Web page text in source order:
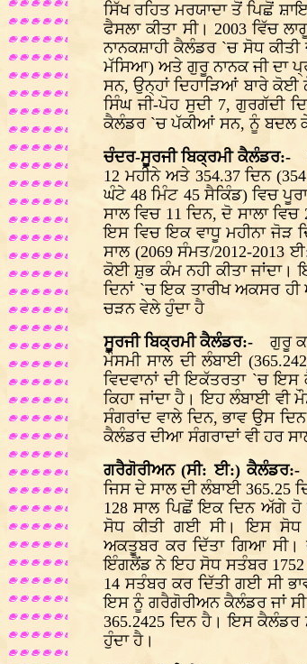
ਸਿੱਖ ਰਹਿਤ ਮਰਯਾਦਾ ਤੋਂ ਪਿਛੋਂ
ਫੈਸਲਾ ਕੀਤਾ ਸੀ। 2003 ਵਿੱਚ
ਨਾਨਕਸ਼ਾਹੀ ਕੈਲੰਡਰ `ਚ ਸੋਧ
ਮੱਸਿਆ) ਅਤੇ ਗੁਰੂ ਨਾਨਕ ਜੀ ਦਾ
ਸਨ, ਉਨ੍ਹਾਂ ਦਿਹਾੜਿਆਂ ਬਾਰੇ ਕੋਈ
ਸਿੰਘ ਜੀ-ਪੋਹ ਸੁਦੀ 7, ਗੁਰਗੱਦੀ
ਕੈਲੰਡਰ `ਚ ਪੱਕੀਆਂ ਸਨ, ਨੂੰ ਬਦਲ ਕੇ
ਚੰਦਰ-ਸੂਰਜੀ ਬਿਕ੍ਰਮੀ ਕੈਲੰਡਰ:-
12 ਮਹੀਨੇ ਅਤੇ 354.37 ਦਿਨ
ਘੰਟੇ 48 ਮਿੰਟ 45 ਸੈਕਿੰਡ) ਵਿਚ
ਸਾਲ ਵਿਚ 11 ਦਿਨ, ਦੋ ਸਾਲਾ
ਇਸ ਵਿਚ ਇਕ ਵਾਧੂ ਮਹੀਨਾ ਜੋੜ
ਸਾਲ (2069 ਸੰਮਤ/2012-2013
ਕੋਈ ਸ਼ੁਭ ਕੰਮ ਨਹੀ ਕੀਤਾ ਜਾਂਦਾ।
ਦਿਨਾਂ `ਚ ਇਕ ਤਾਰੀਖ ਅਕਸਰ
ਚੜਨ ਵੇਲੇ ਹੁੰਦਾ ਹੈ
ਸੂਰਜੀ ਬਿਕ੍ਰਮੀ ਕੈਲੰਡਰ:- ਗੁਰੂ
ਮੌਸਮੀ ਸਾਲ ਦੀ ਲੰਬਾਈ
ਵਿਦਵਾਨਾਂ ਦੀ ਇਕੱਤਰਤਾ `ਚ
ਕਿਹਾ ਜਾਂਦਾ ਹੈ। ਇਹ ਲੰਬਾਈ
ਸੰਗਰਾਂਦ ਵਾਲੇ ਦਿਨ, ਭਾਵ ਉਸ
ਕੈਲੰਡਰ ਦੀਆ ਸੰਗਰਾਦਾਂ ਵੀ ਹਰ
ਗਰੈਗੋਰੀਅਨ (ਸੀ: ਈ:) ਕੈਲੰਡਰ:-
ਜਿਸ ਦੇ ਸਾਲ ਦੀ ਲੰਬਾਈ 365.25
128 ਸਾਲ ਪਿਛੋਂ ਇਕ ਦਿਨ ਅੱਗੇ ਹੋ
ਸੋਧ ਕੀਤੀ ਗਈ ਸੀ। ਇਸ ਸੋਧ
ਅਕਤੂਬਰ ਕਰ ਦਿੱਤਾ ਗਿਆ ਸੀ।
ਇੰਗਲੈਂਡ ਨੇ ਇਹ ਸੋਧ ਸਤੰਬਰ 1752
14 ਸਤੰਬਰ ਕਰ ਦਿੱਤੀ ਗਈ ਸੀ
ਇਸ ਨੂੰ ਗਰੈਗੋਰੀਅਨ ਕੈਲੰਡਰ ਜਾਂ
365.2425 ਦਿਨ ਹੈ। ਇਸ
ਹੁੰਦਾ ਹੈ।